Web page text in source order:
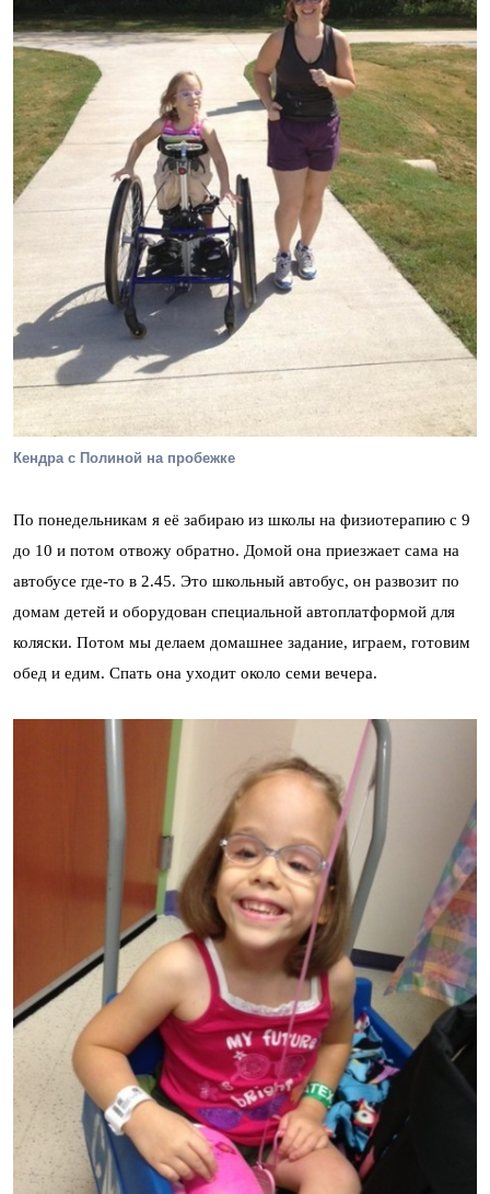
Кендра с Полиной на пробежке
По понедельникам я её забираю из школы на физиотерапию с 9
до 10 и потом отвожу обратно. Домой она приезжает сама на
автобусе где-то в 2.45. Это школьный автобус, он развозит по
домам детей и оборудован специальной автоплатформой для
коляски. Потом мы делаем домашнее задание, играем, готовим
обед и едим. Спать она уходит около семи вечера.